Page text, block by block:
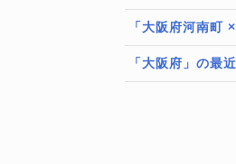
「大阪府河南町
「大阪府」の最